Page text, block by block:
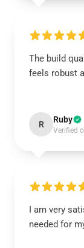
The build
feels robust
R Ruby
Verified
I am very
needed for